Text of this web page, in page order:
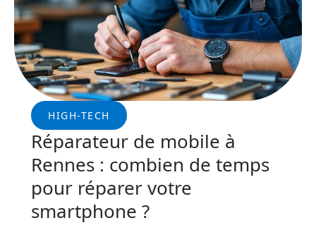
HIGH-TECH
Réparateur de mobile à
Rennes : combien de temps
pour réparer votre
smartphone ?